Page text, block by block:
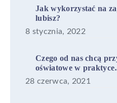
Jak wykorzystać na
lubisz?
8 stycznia, 2022
Czego od nas chcą
oświatowe w
28 czerwca, 2021